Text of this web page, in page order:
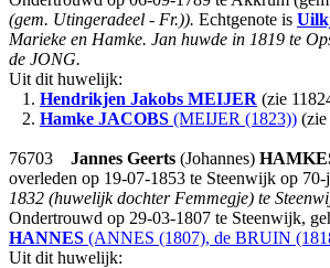
(gem. Utingeradeel - Fr.)). Echtgenote is
Marieke en Hamke. Jan huwde in 1819 te
de JONG.
Uit dit huwelijk:
1. Hendrikjen Jakobs MEIJER (zie
2. Hamke JACOBS (MEIJER (1823)) (zie
76703 Jannes Geerts (Johannes)
overleden op 19-07-1853 te Steenwijk op
1832 (huwelijk dochter Femmegje) te
Ondertrouwd op 29-03-1807 te Steenwijk,
HANNES (ANNES (1807), de BRUIN
Uit dit huwelijk: